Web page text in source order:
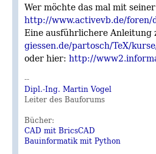
Wer möchte das mal mit
http://www.activevb.de/foren/
Eine ausführlichere Anleitung
giessen.de/partosch/TeX/
oder hier: http://
--
Dipl.-Ing. Martin Vogel
Leiter des Bauforums
Bücher:
CAD mit BricsCAD
Bauinformatik mit Python